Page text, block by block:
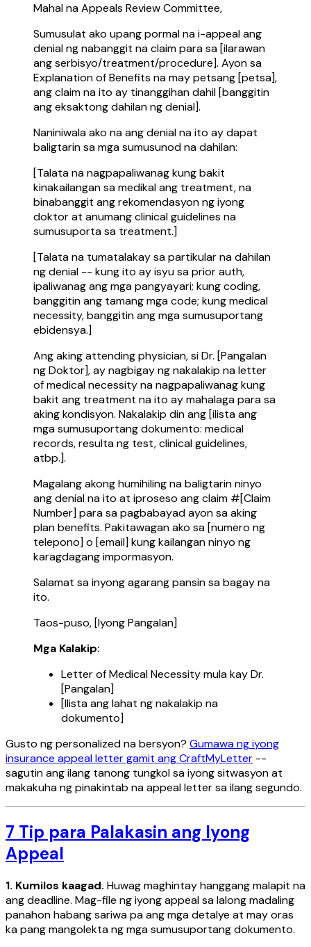
Mahal na Appeals Review Committee,
Sumusulat ako upang pormal na i-appeal ang
denial ng nabanggit na claim para sa [ilarawan
ang serbisyo/treatment/procedure]. Ayon sa
Explanation of Benefits na may petsang [petsa],
ang claim na ito ay tinanggihan dahil [banggitin
ang eksaktong dahilan ng denial].
Naniniwala ako na ang denial na ito ay dapat
baligtarin sa mga sumusunod na dahilan:
[Talata na nagpapaliwanag kung bakit
kinakailangan sa medikal ang treatment, na
binabanggit ang rekomendasyon ng iyong
doktor at anumang clinical guidelines na
sumusuporta sa treatment.]
[Talata na tumatalakay sa partikular na dahilan
ng denial -- kung ito ay isyu sa prior auth,
ipaliwanag ang mga pangyayari; kung coding,
banggitin ang tamang mga code; kung medical
necessity, banggitin ang mga sumusuportang
ebidensya.]
Ang aking attending physician, si Dr. [Pangalan
ng Doktor], ay nagbigay ng nakalakip na letter
of medical necessity na nagpapaliwanag kung
bakit ang treatment na ito ay mahalaga para sa
aking kondisyon. Nakalakip din ang [ilista ang
mga sumusuportang dokumento: medical
records, resulta ng test, clinical guidelines,
atbp.].
Magalang akong humihiling na baligtarin ninyo
ang denial na ito at iproseso ang claim #[Claim
Number] para sa pagbabayad ayon sa aking
plan benefits. Pakitawagan ako sa [numero ng
telepono] o [email] kung kailangan ninyo ng
karagdagang impormasyon.
Salamat sa inyong agarang pansin sa bagay na
ito.
Taos-puso, [Iyong Pangalan]
Mga Kalakip:
Letter of Medical Necessity mula kay Dr.
[Pangalan]
[Ilista ang lahat ng nakalakip na
dokumento]
Gusto ng personalized na bersyon? Gumawa ng iyong
insurance appeal letter gamit ang CraftMyLetter --
sagutin ang ilang tanong tungkol sa iyong sitwasyon at
makakuha ng pinakintab na appeal letter sa ilang segundo.
7 Tip para Palakasin ang Iyong
Appeal
1. Kumilos kaagad. Huwag maghintay hanggang malapit na
ang deadline. Mag-file ng iyong appeal sa lalong madaling
panahon habang sariwa pa ang mga detalye at may oras
ka pang mangolekta ng mga sumusuportang dokumento.